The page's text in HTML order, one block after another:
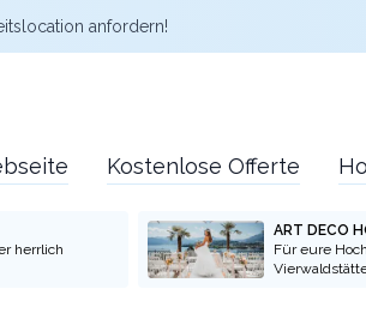
anfordern!
Kostenlose Offerte
herrlich
ART DECO
Für eure